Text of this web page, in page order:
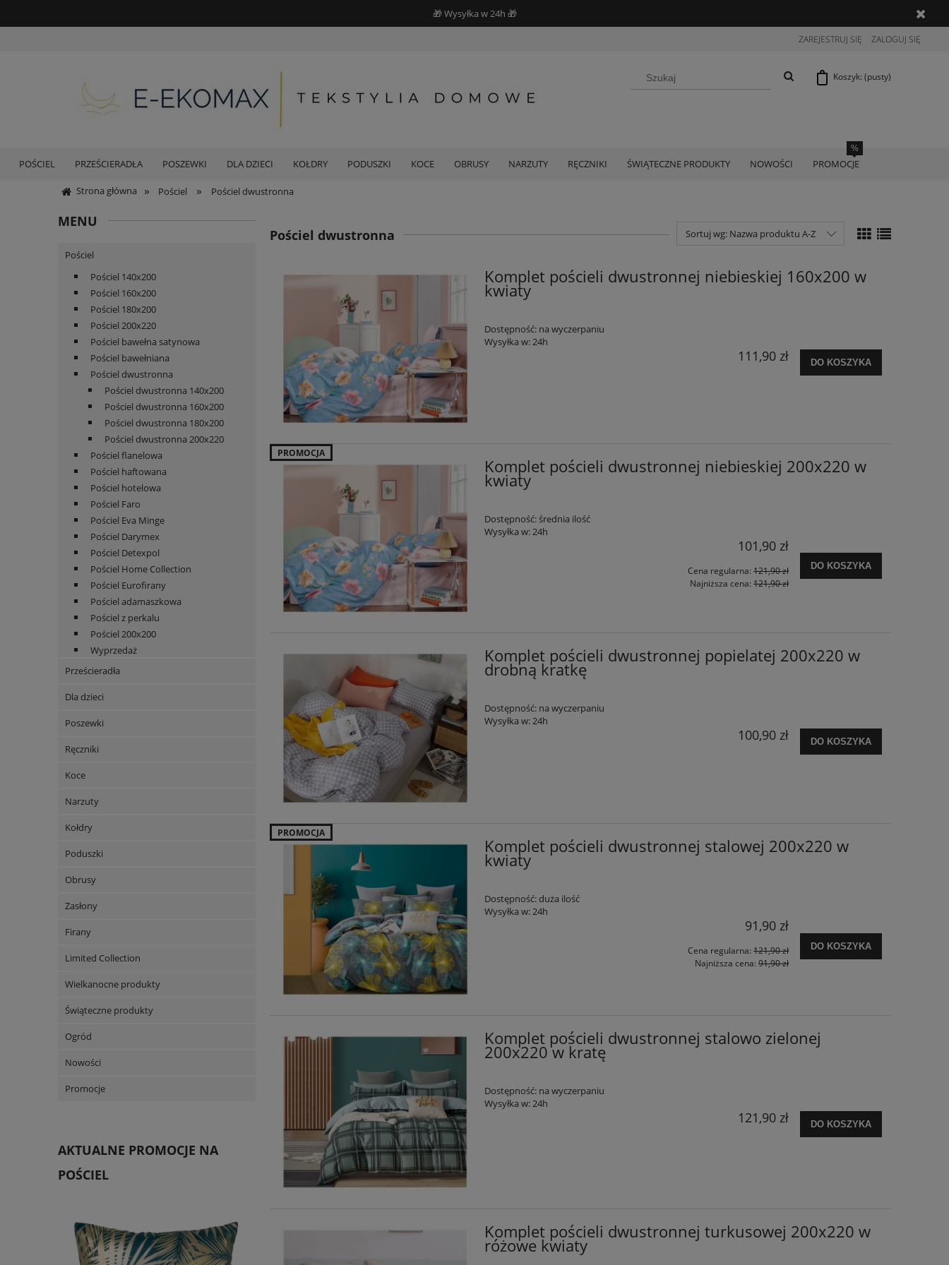
🎁 Wysyłka w 24h 🎁
ZAREJESTRUJ SIĘ ZALOGUJ SIĘ
Koszyk: (pusty)
POŚCIEL PRZEŚCIERADŁA POSZEWKI DLA DZIECI KOŁDRY PODUSZKI KOCE OBRUSY NARZUTY RĘCZNIKI ŚWIĄTECZNE PRODUKTY NOWOŚCI PROMOCJE
Strona główna » Pościel » Pościel dwustronna
MENU
Pościel
Pościel 140x200
Pościel 160x200
Pościel 180x200
Pościel 200x220
Pościel bawełna satynowa
Pościel bawełniana
Pościel dwustronna
Pościel dwustronna 140x200
Pościel dwustronna 160x200
Pościel dwustronna 180x200
Pościel dwustronna 200x220
Pościel flanelowa
Pościel haftowana
Pościel hotelowa
Pościel Faro
Pościel Eva Minge
Pościel Darymex
Pościel Detexpol
Pościel Home Collection
Pościel Eurofirany
Pościel adamaszkowa
Pościel z perkalu
Pościel 200x200
Wyprzedaż
Prześcieradła
Dla dzieci
Poszewki
Ręczniki
Koce
Narzuty
Kołdry
Poduszki
Obrusy
Zasłony
Firany
Limited Collection
Wielkanocne produkty
Świąteczne produkty
Ogród
Nowości
Promocje
AKTUALNE PROMOCJE NA
POŚCIEL
Pościel dwustronna Sortuj wg: Nazwa produktu A-Z
Komplet pościeli dwustronnej niebieskiej 160x200 w
kwiaty
Dostępność: na wyczerpaniu
Wysyłka w:24h
111,90 zł DO KOSZYKA
Komplet pościeli dwustronnej niebieskiej 200x220 w
kwiaty
Dostępność:średnia ilość
Wysyłka w: 24h
101,90 zł
Cena regularna: 121,90 zł
Najniższa cena: 121,90 zł
DO KOSZYKA
PROMOCJA
Komplet pościeli dwustronnej popielatej 200x220 w
drobną kratkę
Dostępność: na wyczerpaniu
Wysyłka w:24h
100,90 zł DO KOSZYKA
Komplet pościeli dwustronnej stalowej 200x220 w
kwiaty
Dostępność:duża ilość
Wysyłka w:24h
91,90 zł
Cena regularna: 121,90 zł
Najniższa cena: 91,90 zł
DO KOSZYKA
PROMOCJA
Komplet pościeli dwustronnej stalowo zielonej
200x220 w kratę
Dostępność: na wyczerpaniu
Wysyłka w:24h
121,90 zł DO KOSZYKA
Komplet pościeli dwustronnej turkusowej 200x220 w
różowe kwiaty